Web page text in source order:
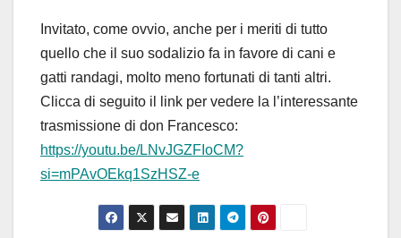
Invitato, come ovvio, anche per i meriti di tutto
quello che il suo sodalizio fa in favore di cani e
gatti randagi, molto meno fortunati di tanti altri.
Clicca di seguito il link per vedere la l’interessante
trasmissione di don Francesco:
https://youtu.be/LNvJGZFIoCM?
si=mPAvOEkq1SzHSZ-e